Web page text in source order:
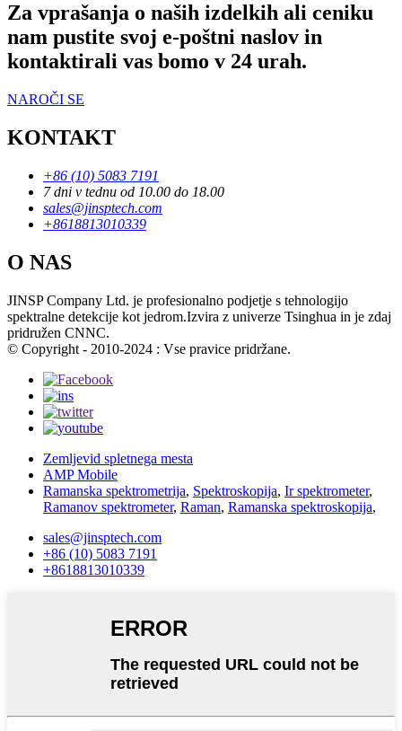
Za vprašanja o naših izdelkih ali ceniku
nam pustite svoj e-poštni naslov in
kontaktirali vas bomo v 24 urah.
NAROČI SE
KONTAKT
+86 (10) 5083 7191
7 dni v tednu od 10.00 do 18.00
sales@jinsptech.com
+8618813010339
O NAS
JINSP Company Ltd. je profesionalno podjetje s tehnologijo
spektralne detekcije kot jedrom.Izvira z univerze Tsinghua in je zdaj
pridružen CNNC.
© Copyright - 2010-2024 : Vse pravice pridržane.
Zemljevid spletnega mesta
AMP Mobile
Ramanska spektrometrija, Spektroskopija, Ir spektrometer,
Ramanov spektrometer, Raman, Ramanska spektroskopija,
sales@jinsptech.com
+86 (10) 5083 7191
+8618813010339